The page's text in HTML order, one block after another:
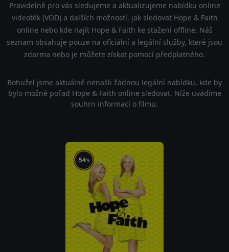
Pravidelně pro vás sledujeme a aktualizujeme nabídku online
videoték (VOD) a dalších možností, jak sledovat Hope & Faith
online nebo kde najít Hope & Faith ke stažení offline. Náš
seznam obsahuje pouze na oficiální a legální služby, které jsou
zdarma nebo je můžete získat pomocí předplatného.
Bohužel jsme aktuálně nenašli žádnou legální nabídku, kde by
bylo možné pořad Hope & Faith online sledovat. Níže uvádíme
souhrn informací o filmu.
54%